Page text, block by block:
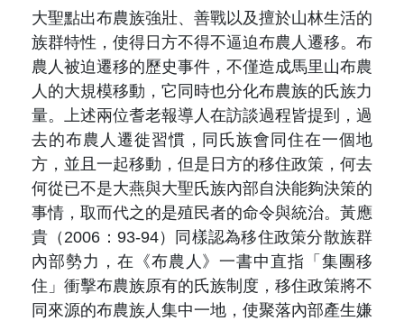
大聖點出布農族強壯、善戰以及擅於山林生活的
族群特性，使得日方不得不逼迫布農人遷移。布
農人被迫遷移的歷史事件，不僅造成馬里山布農
人的大規模移動，它同時也分化布農族的氏族力
量。上述兩位耆老報導人在訪談過程皆提到，過
去的布農人遷徙習慣，同氏族會同住在一個地
方，並且一起移動，但是日方的移住政策，何去
何從已不是大燕與大聖氏族內部自決能夠決策的
事情，取而代之的是殖民者的命令與統治。黃應
貴（2006：93-94）同樣認為移住政策分散族群
內部勢力，在《布農人》一書中直指「集團移
住」衝擊布農族原有的氏族制度，移住政策將不
同來源的布農族人集中一地，使聚落內部產生嫌